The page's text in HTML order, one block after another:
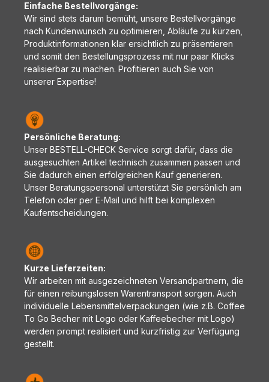
Einfache Bestellvorgänge:
Wir sind stets darum bemüht, unsere Bestellvorgänge
nach Kundenwunsch zu optimieren, Abläufe zu kürzen,
Produktinformationen klar ersichtlich zu präsentieren
und somit den Bestellungsprozess mit nur paar Klicks
realisierbar zu machen. Profitieren auch Sie von
unserer Expertise!
Persönliche Beratung:
Unser BESTELL-CHECK Service sorgt dafür, dass die
ausgesuchten Artikel technisch zusammen passen und
Sie dadurch einen erfolgreichen Kauf generieren.
Unser Beratungspersonal unterstützt Sie persönlich am
Telefon oder per E-Mail und hilft bei komplexen
Kaufentscheidungen.
Kurze Lieferzeiten:
Wir arbeiten mit ausgezeichneten Versandpartnern, die
für einen reibungslosen Warentransport sorgen. Auch
individuelle Lebensmittelverpackungen (wie z.B. Coffee
To Go Becher mit Logo oder Kaffeebecher mit Logo)
werden prompt realisiert und kurzfristig zur Verfügung
gestellt.